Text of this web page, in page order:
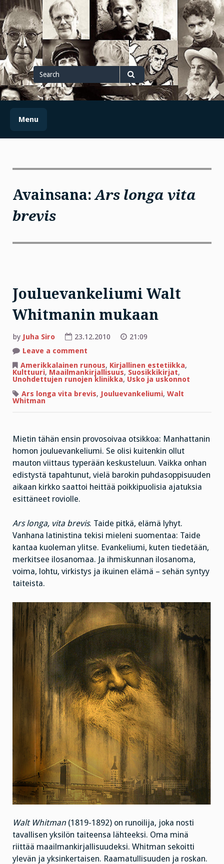
Skip
to
content
Search
for
Search
Menu
Avainsana:Ars longa vita
brevis
Jouluevankeliumi Walt
Whitmanin mukaan
by Juha Siro 23.12.2010
21:09
Leave a comment
Walt
Whitmanin
mukaan
Amerikkalainen runous, Kirjallinen estetiikka,
Kulttuuri, Maailmankirjallisuus, Suosikkikirjat,
Unohdettujen runojen klinikka, Usko ja uskonnot
Ars longa vita brevis, Jouluevankeliumi, Walt
Whitman
Mietin tähän ensin provosoivaa otsikkoa: Manhattanin
homon jouluevankeliumi. Se olisi kuitenkin ollut
mauton viittaus typerään keskusteluun. Vaikka onhan
edistystä tapahtunut, vielä barokin puhdasoppisuuden
aikaan kirkko saattoi heittää poikkipuolisia ajatuksia
esittäneet roviolle.
Ars longa, vita brevis. Taide pitkä, elämä lyhyt.
Vanhana latinistina tekisi mieleni suomentaa: Taide
kantaa kuoleman ylitse. Evankeliumi, kuten tiedetään,
merkitsee ilosanomaa. Ja ihmiskunnan ilosanoma,
voima, lohtu, virkistys ja ikuinen elämä – sehän syntyy
taiteista.
Walt Whitman (1819-1892) on runoilija, joka nosti
tavallisen yksilön taiteensa lähteeksi. Oma minä
riittää maailmankirjallisuudeksi. Whitman sekoitti
ylevän ja yksinkertaisen. Raamatullisuuden ja roskan.